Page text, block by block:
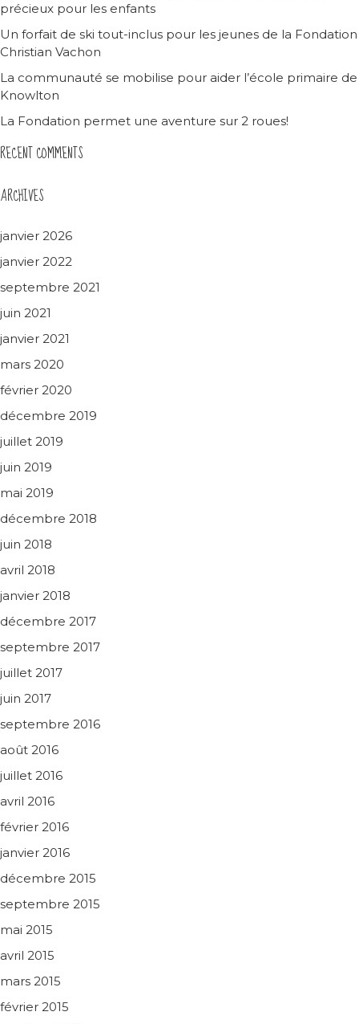
précieux pour les enfants
Un forfait de ski tout-inclus pour les jeunes de la Fondation
Christian Vachon
La communauté se mobilise pour aider l’école primaire de
Knowlton
La Fondation permet une aventure sur 2 roues!
RECENT COMMENTS
ARCHIVES
janvier 2026
janvier 2022
septembre 2021
juin 2021
janvier 2021
mars 2020
février 2020
décembre 2019
juillet 2019
juin 2019
mai 2019
décembre 2018
juin 2018
avril 2018
janvier 2018
décembre 2017
septembre 2017
juillet 2017
juin 2017
septembre 2016
août 2016
juillet 2016
avril 2016
février 2016
janvier 2016
décembre 2015
septembre 2015
mai 2015
avril 2015
mars 2015
février 2015